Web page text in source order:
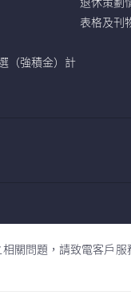
關問題，請致電客戶
（強積金）計
表格及刊
營運的主要人士並沒有關聯